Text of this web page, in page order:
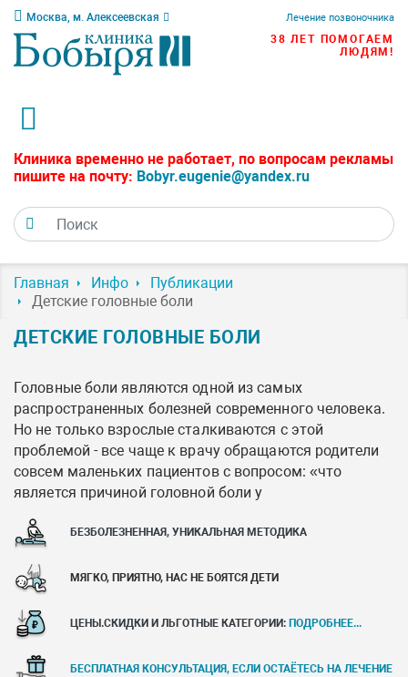
Москва, м. Алексеевская Лечение позвоночника
38 ЛЕТ ПОМОГАЕМ
ЛЮДЯМ!
Клиника временно не работает, по вопросам рекламы
пишите на почту: Bobyr.eugenie@yandex.ru
Главная Инфо
Публикации
Детские головные боли
ДЕТСКИЕ ГОЛОВНЫЕ БОЛИ
Головные боли являются одной из самых
распространенных болезней современного человека.
Но не только взрослые сталкиваются с этой
проблемой - все чаще к врачу обращаются родители
совсем маленьких пациентов с вопросом: «что
является причиной головной боли у
БЕЗБОЛЕЗНЕННАЯ, УНИКАЛЬНАЯ МЕТОДИКА
МЯГКО, ПРИЯТНО, НАС НЕ БОЯТСЯ ДЕТИ
ЦЕНЫ.СКИДКИ И ЛЬГОТНЫЕ КАТЕГОРИИ: ПОДРОБНЕЕ...
БЕСПЛАТНАЯ КОНСУЛЬТАЦИЯ, ЕСЛИ ОСТАЁТЕСЬ НА ЛЕЧЕНИЕ